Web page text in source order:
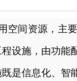
空间资源，主
设施，由功
是信息化、